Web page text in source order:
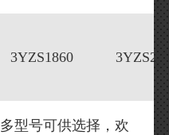
3YZS1860
型号可供选择，欢